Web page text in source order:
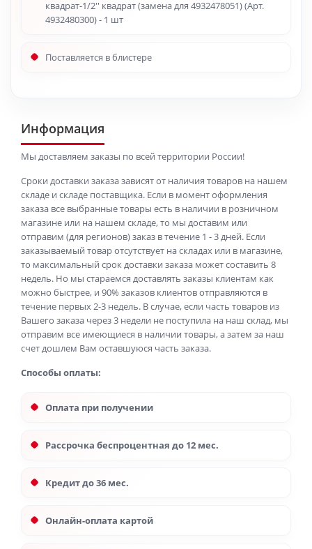
квадрат-1/2'' квадрат (замена для 4932478051) (Арт.
4932480300) - 1 шт
Поставляется в блистере
Информация
Мы доставляем заказы по всей территории России!
Сроки доставки заказа зависят от наличия товаров на нашем
складе и складе поставщика. Если в момент оформления
заказа все выбранные товары есть в наличии в розничном
магазине или на нашем складе, то мы доставим или
отправим (для регионов) заказ в течение 1 - 3 дней. Если
заказываемый товар отсутствует на складах или в магазине,
то максимальный срок доставки заказа может составить 8
недель. Но мы стараемся доставлять заказы клиентам как
можно быстрее, и 90% заказов клиентов отправляются в
течение первых 2-3 недель. В случае, если часть товаров из
Вашего заказа через 3 недели не поступила на наш склад, мы
отправим все имеющиеся в наличии товары, а затем за наш
счет дошлем Вам оставшуюся часть заказа.
Способы оплаты:
Оплата при получении
Рассрочка беспроцентная до 12 мес.
Кредит до 36 мес.
Онлайн-оплата картой